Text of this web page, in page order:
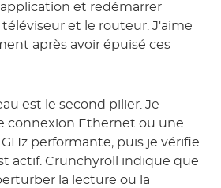
et redémarrer
et le routeur. J'aime
après avoir épuisé ces
est le second pilier. Je
connexion Ethernet ou une
performante, puis je vérifie
actif. Crunchyroll indique que
la lecture ou la